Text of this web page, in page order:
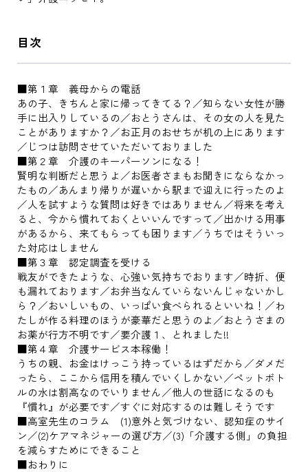
目次
■第１章 義母からの電話
あの子、きちんと家に帰ってきてる？／知らない女性が勝
手に出入りしているの／おとうさんは、その女の人を見た
ことがありますか？／お正月のおせちが机の上にあります
／じつは訪問させていただいておりました
■第２章 介護のキーパーソンになる！
賢明な判断だと思うよ／お医者さまもお聞きにならなかっ
たもの／あんまり帰りが遅いから駅まで迎えに行ったのよ
／人を試すような質問は好きではありません／将来を考え
ると、今から慣れておくといいんですって／出かける用事
があるから、来てもらっても困ります／うちではそういっ
た対応はしません
■第３章 認定調査を受ける
戦友ができたような、心強い気持ちでおります／時折、便
も漏れております／お弁当なんていらないんじゃないかし
ら？／おいしいもの、いっぱい食べられるといいね！／わ
たしが作る料理のほうが豪華だと思うのよ／おとうさまの
お薬が行方不明です／要介護１、とれました!!
■第４章 介護サービス本稼働！
うちの親、お金はけっこう持っているはずだから／ダメだ
ったら、ここから信用を積んでいくしかない／ペットボト
ルの水は割高なのでいりません／他人の世話になるのも
『慣れ』が必要です／すぐに対応するのは難しそうです
■高室先生のコラム (1)意外と気づけない、認知症のサイ
ン／(2)ケアマネジャーの選び方／(3)「介護する側」の負担
を減らすためにできること
■おわりに